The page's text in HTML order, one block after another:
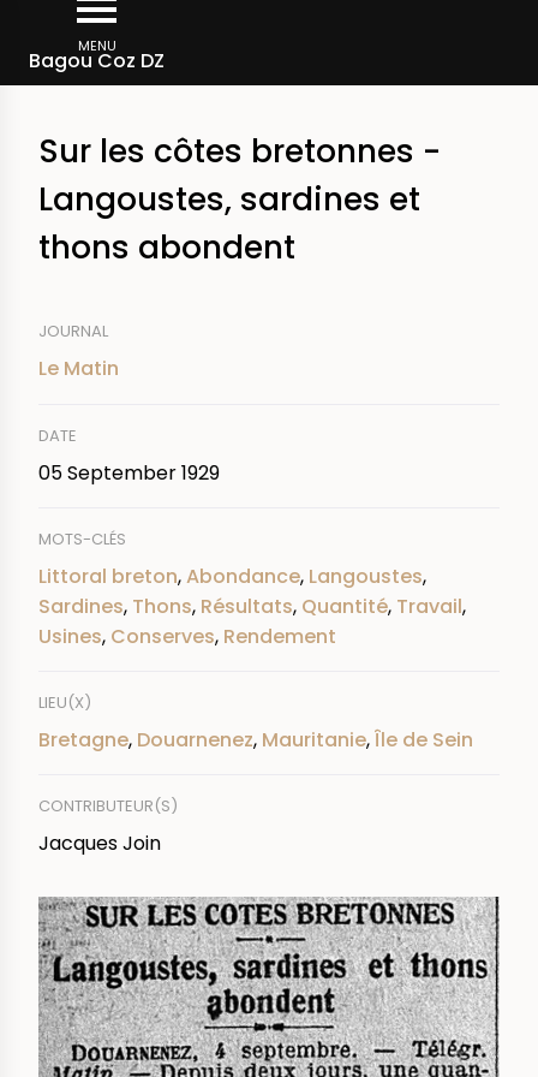
main
MENU
Bagou Coz DZ
Breadcrumb
Sur les côtes bretonnes -
Langoustes, sardines et
thons abondent
JOURNAL
Le Matin
DATE
05 September 1929
MOTS-CLÉS
Littoral breton,Abondance, Langoustes,
Sardines, Thons, Résultats, Quantité, Travail,
Usines, Conserves, Rendement
LIEU(X)
Bretagne, Douarnenez, Mauritanie,Île de Sein
CONTRIBUTEUR(S)
Jacques Join
IMAGE